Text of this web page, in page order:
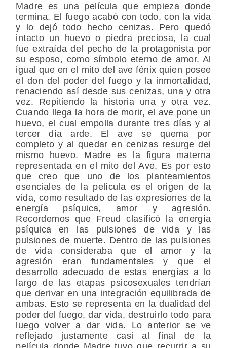
Madre es una película que empieza donde
termina. El fuego acabó con todo, con la vida
y lo dejó todo hecho cenizas. Pero quedó
intacto un huevo o piedra preciosa, la cual
fue extraída del pecho de la protagonista por
su esposo, como símbolo eterno de amor. Al
igual que en el mito del ave fénix quien posee
el don del poder del fuego y la inmortalidad,
renaciendo así desde sus cenizas, una y otra
vez. Repitiendo la historia una y otra vez.
Cuando llega la hora de morir, el ave pone un
huevo, el cual empolla durante tres días y al
tercer día arde. El ave se quema por
completo y al quedar en cenizas resurge del
mismo huevo. Madre es la figura materna
representada en el mito del Ave. Es por esto
que creo que uno de los planteamientos
esenciales de la película es el origen de la
vida, como resultado de las expresiones de la
energía psíquica, amor y agresión.
Recordemos que Freud clasificó la energía
psíquica en las pulsiones de vida y las
pulsiones de muerte. Dentro de las pulsiones
de vida consideraba que el amor y la
agresión eran fundamentales y que el
desarrollo adecuado de estas energías a lo
largo de las etapas psicosexuales tendrían
que derivar en una integración equilibrada de
ambas. Esto se representa en la dualidad del
poder del fuego, dar vida, destruirlo todo para
luego volver a dar vida. Lo anterior se ve
reflejado justamente casi al final de la